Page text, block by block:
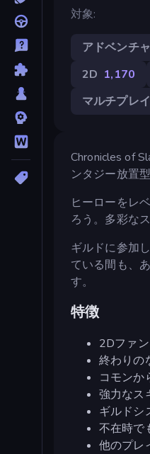
対象
アドベンチ
2D 1,170
マルチプレ
Chronicles of
ンタジー放置
ヒーローをレ
ろう。多彩な
ギルドに参加
ている間も、
す。
特徴
2Dファ
終わりの
コモンか
強力なス
ギルドシ
不在時で
他のプレ